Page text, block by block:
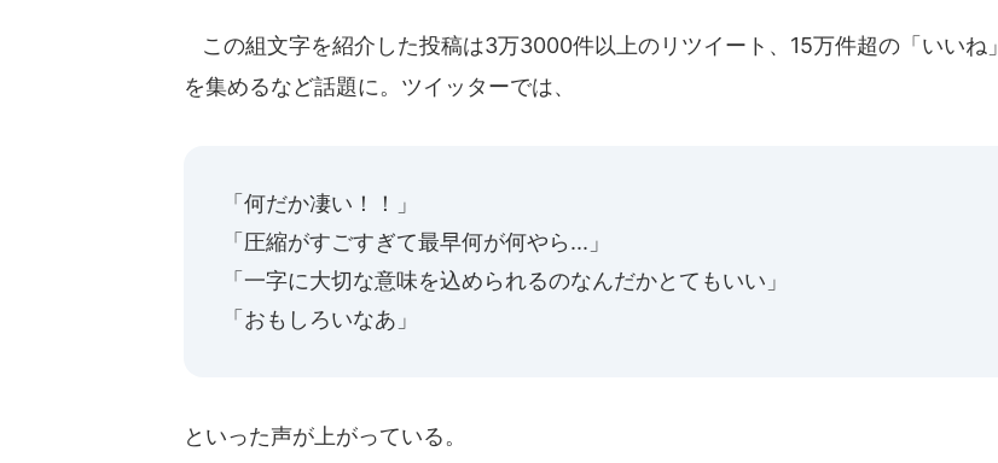
この組文字を紹介した投稿は3万3000件以上のリツイート、15万件超の「いいね」
を集めるなど話題に。ツイッターでは、
「何だか凄い！！」
「圧縮がすごすぎて最早何が何やら...」
「一字に大切な意味を込められるのなんだかとてもいい」
「おもしろいなあ」
といった声が上がっている。